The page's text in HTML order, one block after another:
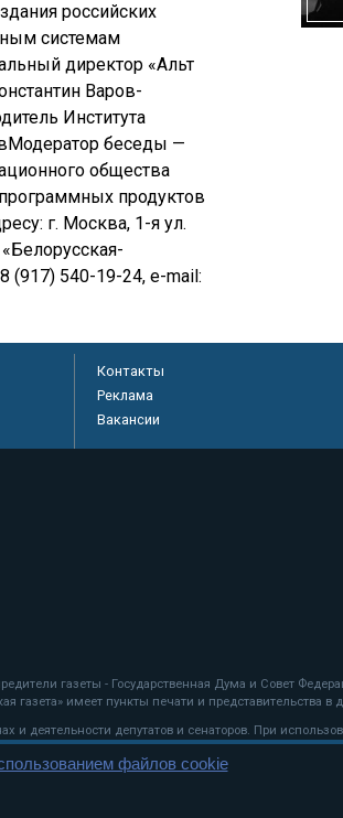
российских
системам
директор «Альт
Варов-
Института
беседы —
общества
продуктов
г. Москва, 1-я ул.
(917) 540-19-24, e-mail:
Контакты
Реклама
Вакансии
газеты - Государственная Дума и Совет
имеет пункты печати и представительства в
деятельности депутатов и сенаторов. При
файлов cookie